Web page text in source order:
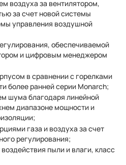
воздуха за вентилятором,
за счет новой системы
управления воздушной
обеспечиваемой
и цифровым менеджером
в сравнении с горелками
более ранней серии Monarch;
шума благодаря линейной
диапазоне мощности и
газа и воздуха за счет
регулирования;
пыли и влаги, класс